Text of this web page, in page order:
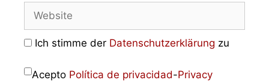
Ich stimme der Datenschutzerklärung zu
Acepto Política de privacidad-Privacy